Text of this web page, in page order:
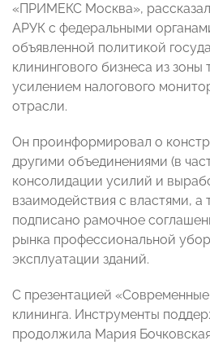
«ПРИМЕКС Москва»,
АРУК с федеральными
объявленной политикой
клинингового бизнеса из
усилением налогового
отрасли.
Он проинформировал о
другими объединениями (в
консолидации усилий и
взаимодействия с властями,
подписано рамочное
рынка профессиональной
эксплуатации зданий.
С презентацией
клининга. Инструменты
продолжила Мария